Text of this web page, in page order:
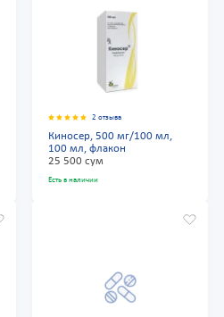
2 отзыва
Киносер, 500 мг/100 мл,
100 мл, флакон
25 500 сум
Есть в наличии